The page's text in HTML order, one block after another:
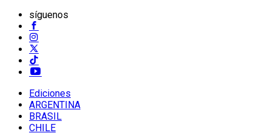
síguenos
Ediciones
ARGENTINA
BRASIL
CHILE